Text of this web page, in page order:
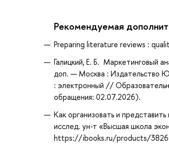
Рекомендуемая
Preparing literature reviews :
Галицкий, Е. Б. Маркетинговый
доп. — Москва : Издательство
: электронный //
обращения: 02.07.2026).
Как организовать и
исслед. ун-т «Высшая школа
https://ibooks.ru/products/